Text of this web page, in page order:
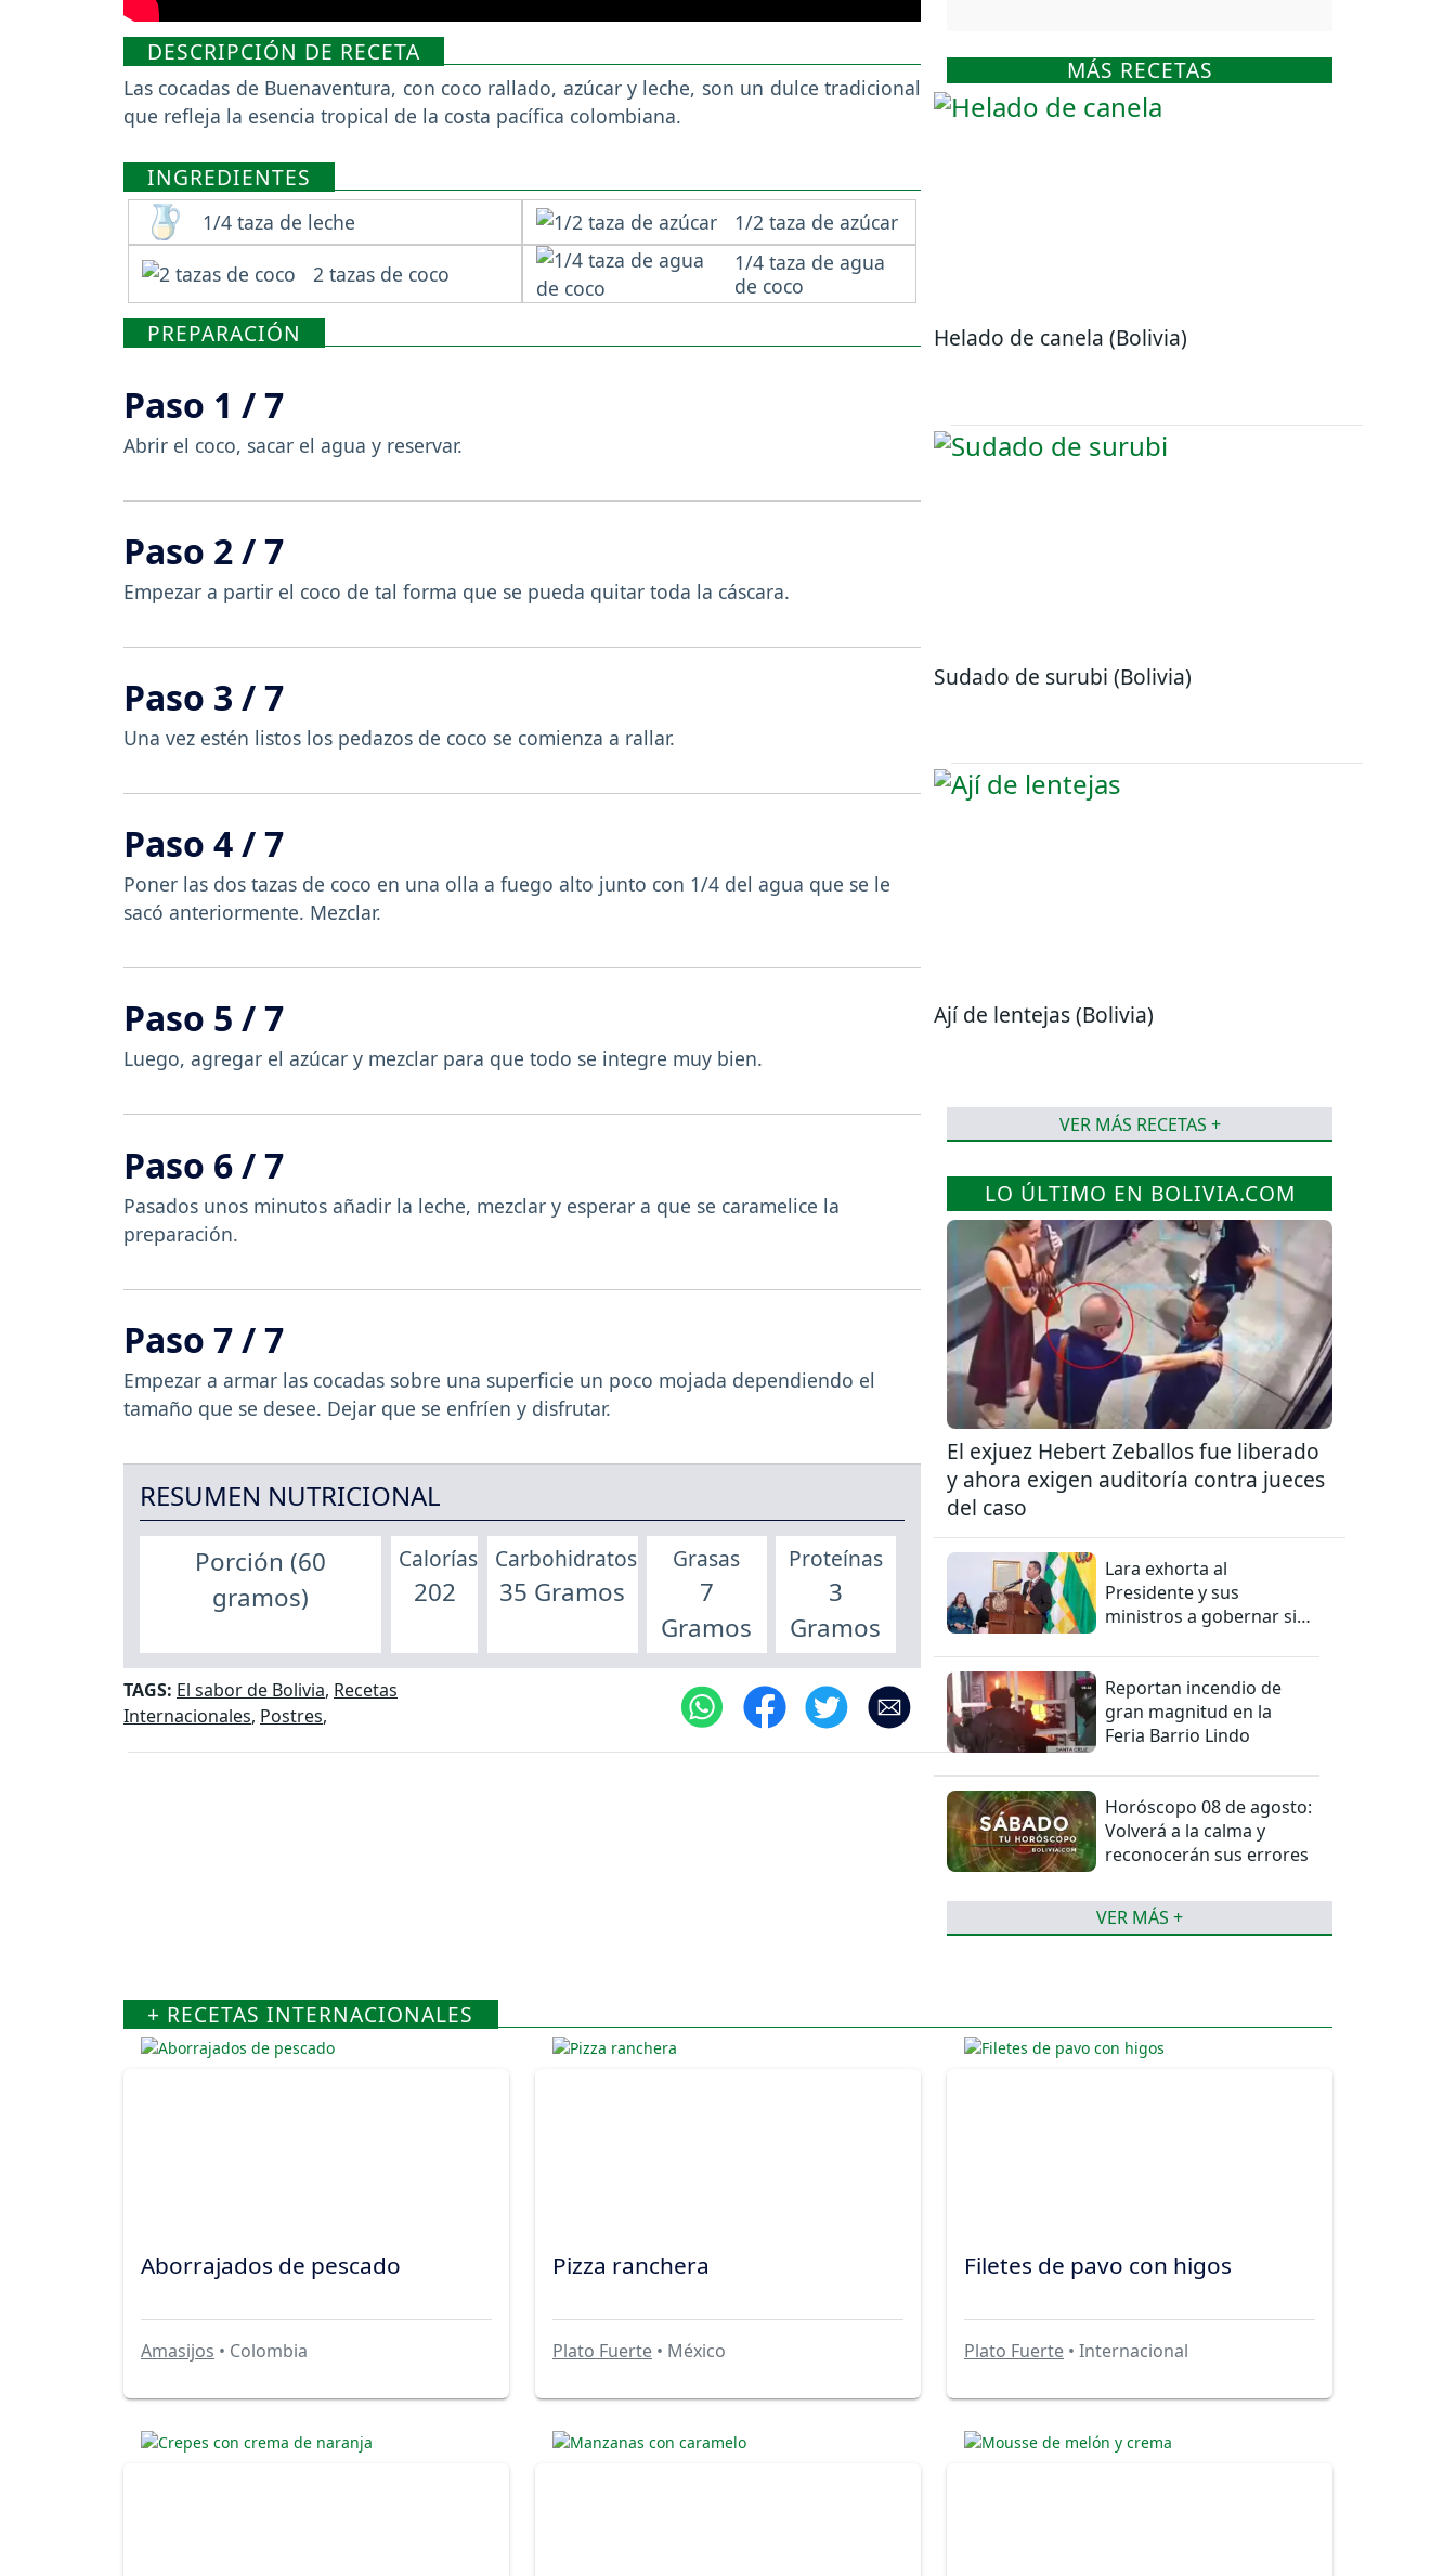
DESCRIPCIÓN DE RECETA
Las cocadas de Buenaventura, con coco rallado, azúcar y leche, son un dulce tradicional
que refleja la esencia tropical de la costa pacífica colombiana.
INGREDIENTES
1/4 taza de leche
1/2 taza de azúcar
2 tazas de coco
1/4 taza de agua
de coco
PREPARACIÓN
Paso 1 / 7
Abrir el coco, sacar el agua y reservar.
Paso 2 / 7
Empezar a partir el coco de tal forma que se pueda quitar toda la cáscara.
Paso 3 / 7
Una vez estén listos los pedazos de coco se comienza a rallar.
Paso 4 / 7
Poner las dos tazas de coco en una olla a fuego alto junto con 1/4 del agua que se le
sacó anteriormente. Mezclar.
Paso 5 / 7
Luego, agregar el azúcar y mezclar para que todo se integre muy bien.
Paso 6 / 7
Pasados unos minutos añadir la leche, mezclar y esperar a que se caramelice la
preparación.
Paso 7 / 7
Empezar a armar las cocadas sobre una superficie un poco mojada dependiendo el
tamaño que se desee. Dejar que se enfríen y disfrutar.
RESUMEN NUTRICIONAL
Porción (60
gramos)
Calorías
202
Carbohidratos
35 Gramos
Grasas
7
Gramos
Proteínas
3
Gramos
TAGS: El sabor de Bolivia, Recetas
Internacionales, Postres,
MÁS RECETAS
Helado de canela (Bolivia)
Sudado de surubi (Bolivia)
Ají de lentejas (Bolivia)
VER MÁS RECETAS +
LO ÚLTIMO EN BOLIVIA.COM
El exjuez Hebert Zeballos fue liberado
y ahora exigen auditoría contra jueces
del caso
Lara exhorta al
Presidente y sus
ministros a gobernar sin
Reportan incendio de
gran magnitud en la
Feria Barrio Lindo
Horóscopo 08 de agosto:
Volverá a la calma y
reconocerán sus errores
VER MÁS +
+ RECETAS INTERNACIONALES
Aborrajados de pescado
Amasijos • Colombia
Pizza ranchera
Plato Fuerte • México
Filetes de pavo con higos
Plato Fuerte • Internacional